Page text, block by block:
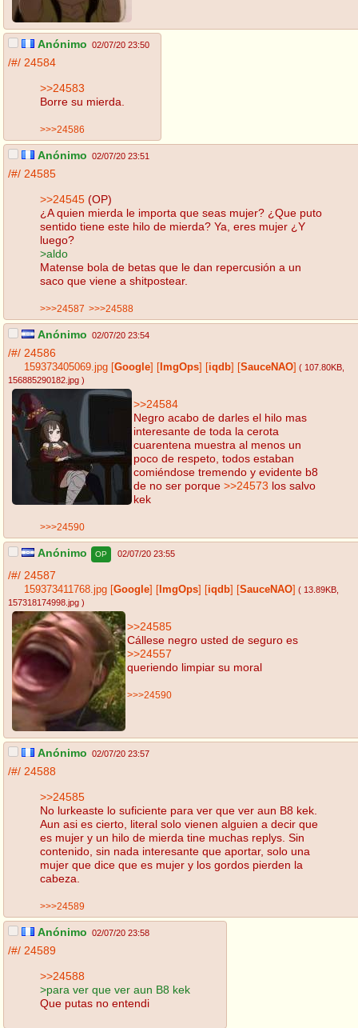
Anónimo 02/07/20 23:50
/#/ 24584
>>24583
Borre su mierda.
>>>24586
Anónimo 02/07/20 23:51
/#/ 24585
>>24545 (OP)
¿A quien mierda le importa que seas mujer? ¿Que puto
sentido tiene este hilo de mierda? Ya, eres mujer ¿Y
luego?
>aldo
Matense bola de betas que le dan repercusión a un
saco que viene a shitpostear.
>>>24587 >>>24588
Anónimo 02/07/20 23:54
/#/ 24586
159373405069.jpg Google ImgOps iqdb SauceNAO ( 107.80KB
156885290182.jpg )
>>24584
Negro acabo de darles el hilo mas
interesante de toda la cerota
cuarentena muestra al menos un
poco de respeto, todos estaban
comiéndose tremendo y evidente b8
de no ser porque >>24573 los salvo
kek
>>>24590
Anónimo OP 02/07/20 23:55
/#/ 24587
159373411768.jpg Google ImgOps iqdb SauceNAO ( 13.89KB
157318174998.jpg )
>>24585
Cállese negro usted de seguro es
>>24557
queriendo limpiar su moral
>>>24590
Anónimo 02/07/20 23:57
/#/ 24588
>>24585
No lurkeaste lo suficiente para ver que ver aun B8 kek.
Aun asi es cierto, literal solo vienen alguien a decir que
es mujer y un hilo de mierda tine muchas replys. Sin
contenido, sin nada interesante que aportar, solo una
mujer que dice que es mujer y los gordos pierden la
cabeza.
>>>24589
Anónimo 02/07/20 23:58
/#/ 24589
>>24588
>para ver que ver aun B8 kek
Que putas no entendi